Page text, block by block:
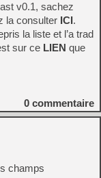
v0.1, sachez
la consulter ICI.
la liste et l’a trad
sur ce LIEN que
0 commentaire
champs